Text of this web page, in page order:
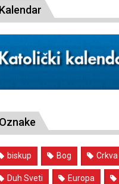
Kalendar
Oznake
biskup Bog Crkva
Duh Sveti Europa